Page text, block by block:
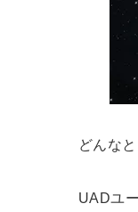
どんな
UADユ